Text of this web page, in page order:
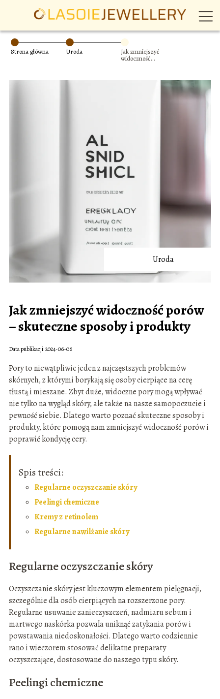
Strona główna Uroda
Jak zmniejszyć
widoczność
Uroda
Jak zmniejszyć widoczność porów
– skuteczne sposoby i produkty
Data publikacji: 2024-06-06
Pory to niewątpliwie jeden z najczęstszych problemów
skórnych, z którymi borykają się osoby cierpiące na cerę
tłustą i mieszane. Zbyt duże, widoczne pory mogą wpływać
nie tylko na wygląd skóry, ale także na nasze samopoczucie i
pewność siebie. Dlatego warto poznać skuteczne sposoby i
produkty, które pomogą nam zmniejszyć widoczność porów i
poprawić kondycję cery.
Spis treści:
Regularne oczyszczanie skóry
Peelingi chemiczne
Kremy z retinolem
Regularne nawilżanie skóry
Regularne oczyszczanie skóry
Oczyszczanie skóry jest kluczowym elementem pielęgnacji,
szczególnie dla osób cierpiących na rozszerzone pory.
Regularne usuwanie zanieczyszczeń, nadmiaru sebum i
martwego naskórka pozwala uniknąć zatykania porów i
powstawania niedoskonałości. Dlatego warto codziennie
rano i wieczorem stosować delikatne preparaty
oczyszczające, dostosowane do naszego typu skóry.
Peelingi chemiczne